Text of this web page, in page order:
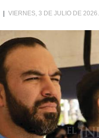
VIERNES, 3 DE JULIO DE 2026.